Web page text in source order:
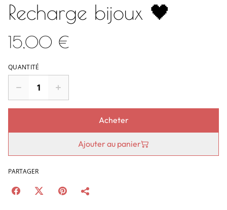
Recharge bijoux 🖤
15,00 €
QUANTITÉ
Acheter
Ajouter au panier
PARTAGER